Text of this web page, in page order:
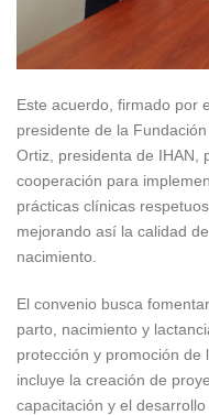
Este acuerdo, firmado por
presidente de la
Ortiz, presidenta de IHAN,
cooperación para
prácticas clínicas
mejorando así la calidad
nacimiento.
El convenio busca
parto, nacimiento y
protección y promoción de
incluye la creación de
capacitación y el